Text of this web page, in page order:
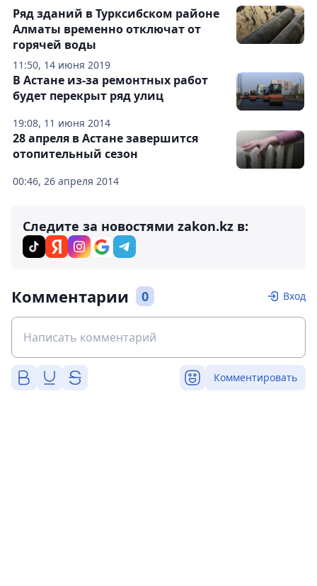
11:50, 14 июня 2019
Ряд зданий в Турксибском районе
Алматы временно отключат от
горячей воды
19:08, 11 июня 2014
В Астане из-за ремонтных работ
будет перекрыт ряд улиц
00:46, 26 апреля 2014
28 апреля в Астане завершится
отопительный сезон
Следите за новостями zakon.kz в:
Комментарии 0 Вход
Комментировать